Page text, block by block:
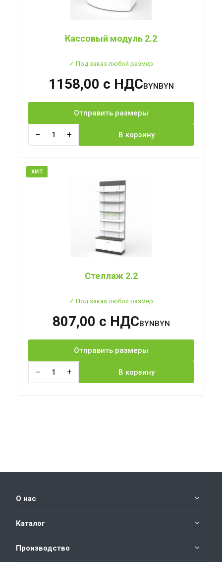
Кассовый модуль 2.2
✓ Под заказ любой размер
1158,00 с НДСBYN
Отправить размеры
− 1 + В корзину
ХИТ
Стеллаж 2.2
✓ Под заказ любой размер
807,00 с НДСBYN
Отправить размеры
− 1 + В корзину
О нас
Каталог
Производство